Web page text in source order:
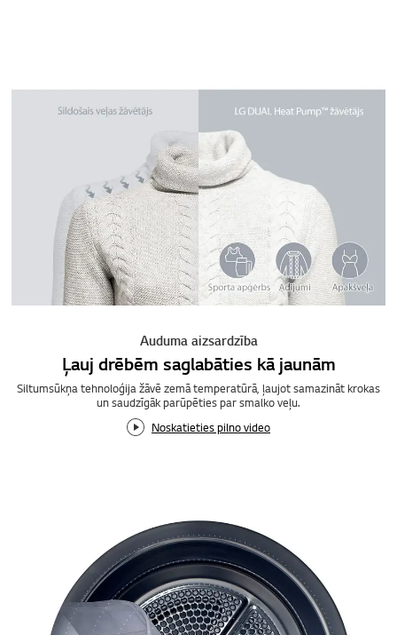
Auduma aizsardzība
Ļauj drēbēm saglabāties kā jaunām
Siltumsūkņa tehnoloģija žāvē zemā temperatūrā, ļaujot samazināt krokas
un saudzīgāk parūpēties par smalko veļu.
Noskatieties pilno video